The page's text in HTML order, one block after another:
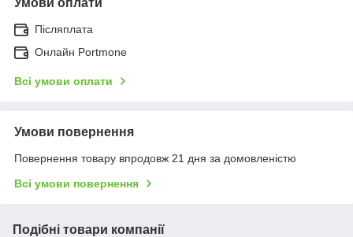
Післяплата
Онлайн Portmone
Всі умови оплати
Умови повернення
Повернення товару впродовж 21 дня за домовленістю
Всі умови повернення
Подібні товари компанії